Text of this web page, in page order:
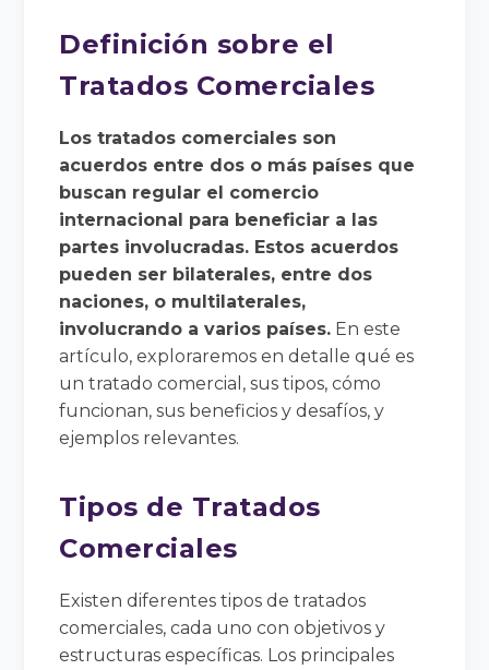
Definición sobre el
Tratados Comerciales
Los tratados comerciales son
acuerdos entre dos o más países que
buscan regular el comercio
internacional para beneficiar a las
partes involucradas. Estos acuerdos
pueden ser bilaterales, entre dos
naciones, o multilaterales,
involucrando a varios países. En este
artículo, exploraremos en detalle qué es
un tratado comercial, sus tipos, cómo
funcionan, sus beneficios y desafíos, y
ejemplos relevantes.
Tipos de Tratados
Comerciales
Existen diferentes tipos de tratados
comerciales, cada uno con objetivos y
estructuras específicas. Los principales